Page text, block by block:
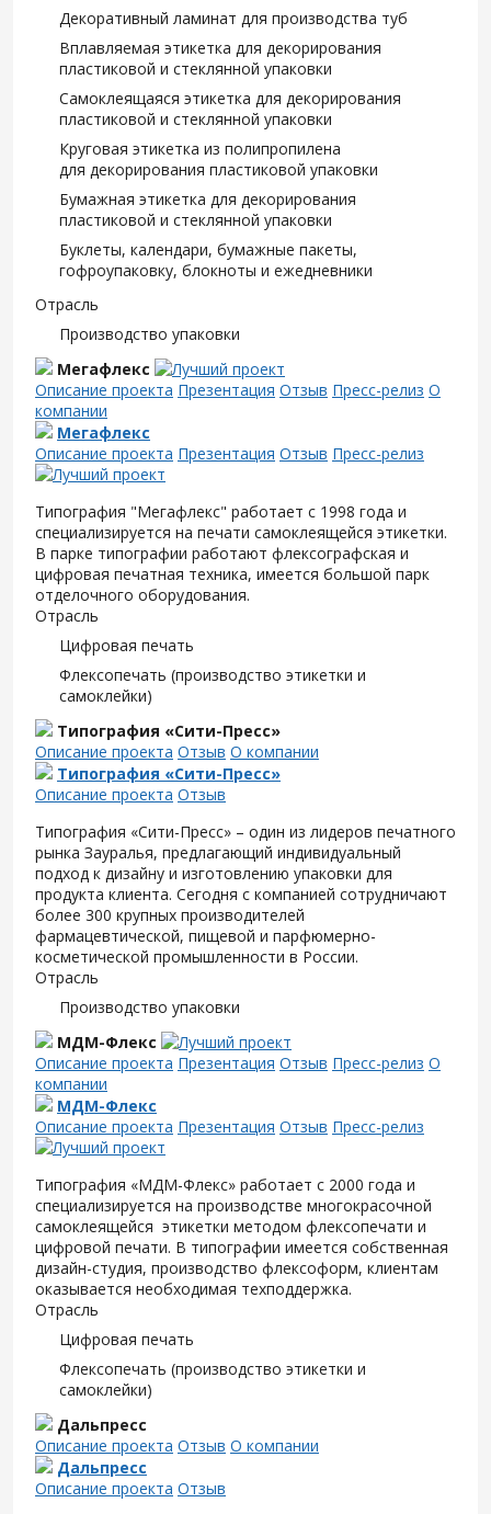
Декоративный ламинат для производства туб
Вплавляемая этикетка для декорирования
пластиковой и стеклянной упаковки
Самоклеящаяся этикетка для декорирования
пластиковой и стеклянной упаковки
Круговая этикетка из полипропилена
для декорирования пластиковой упаковки
Бумажная этикетка для декорирования
пластиковой и стеклянной упаковки
Буклеты, календари, бумажные пакеты,
гофроупаковку, блокноты и ежедневники
Отрасль
Производство упаковки
Мегафлекс
Описание проекта Презентация Отзыв Пресс-релиз О
компании
Мегафлекс
Описание проекта Презентация Отзыв Пресс-релиз
Типография "Мегафлекс" работает с 1998 года и
специализируется на печати самоклеящейся этикетки.
В парке типографии работают флексографская и
цифровая печатная техника, имеется большой парк
отделочного оборудования.
Отрасль
Цифровая печать
Флексопечать (производство этикетки и
самоклейки)
Типография «Сити-Пресс»
Описание проекта Отзыв О компании
Типография «Сити-Пресс»
Описание проекта Отзыв
Типография «Сити-Пресс» – один из лидеров печатного
рынка Зауралья, предлагающий индивидуальный
подход к дизайну и изготовлению упаковки для
продукта клиента. Сегодня с компанией сотрудничают
более 300 крупных производителей
фармацевтической, пищевой и парфюмерно-
косметической промышленности в России.
Отрасль
Производство упаковки
МДМ-Флекс
Описание проекта Презентация Отзыв Пресс-релиз О
компании
МДМ-Флекс
Описание проекта Презентация Отзыв Пресс-релиз
Типография «МДМ-Флекс» работает с 2000 года и
специализируется на производстве многокрасочной
самоклеящейся этикетки методом флексопечати и
цифровой печати. В типографии имеется собственная
дизайн-студия, производство флексоформ, клиентам
оказывается необходимая техподдержка.
Отрасль
Цифровая печать
Флексопечать (производство этикетки и
самоклейки)
Дальпресс
Описание проекта Отзыв О компании
Дальпресс
Описание проекта Отзыв